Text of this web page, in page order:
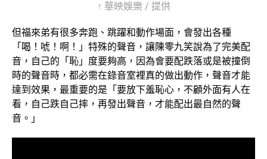
↑ 華映娛樂 / 提供
但福來弟有很多奔跑、跳躍和動作場面，會發出各種
「喝！唬！啊！」特殊的聲音，讓陳零九笑說為了完美配
音，自己的「恥」度要夠高，因為會要配跌落或是被撞倒
時的聲音時，都必需在錄音室裡真的做出動作，聲音才能
達到效果，最重要的是「要放下羞恥心，不顧外面有人在
看，自己跌自己摔，再發出聲音，才能配出最自然的聲
音。」